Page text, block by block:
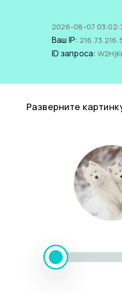
2026-08-07
Ваш IP:
ID запроса:
Разверните